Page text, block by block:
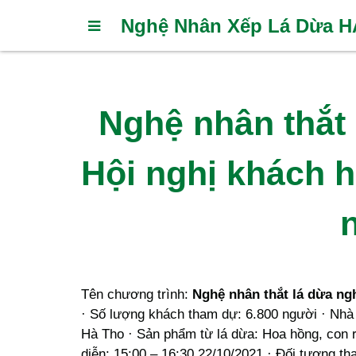
Nghệ Nhân Xếp Lá Dừa
Nghệ nhân
Hội nghị khách
Tên chương trình: Nghệ nhân thắt lá dừa
· Số lượng khách tham dự: 6.800 người ·
Hà Tho · Sản phẩm từ lá dừa: Hoa hồng,